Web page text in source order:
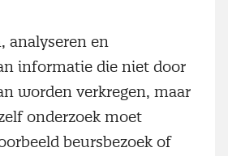
analyseren en
informatie die niet door
worden verkregen, maar
onderzoek moet
beursbezoek of